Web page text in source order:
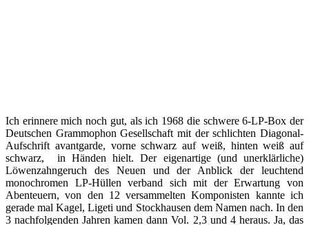
Ich erinnere mich noch gut, als ich 1968 die schwere 6-LP-Box der
Deutschen Grammophon Gesellschaft mit der schlichten Diagonal-
Aufschrift avantgarde, vorne schwarz auf weiß, hinten weiß auf
schwarz, in Händen hielt. Der eigenartige (und unerklärliche)
Löwenzahngeruch des Neuen und der Anblick der leuchtend
monochromen LP-Hüllen verband sich mit der Erwartung von
Abenteuern, von den 12 versammelten Komponisten kannte ich
gerade mal Kagel, Ligeti und Stockhausen dem Namen nach. In den
3 nachfolgenden Jahren kamen dann Vol. 2,3 und 4 heraus. Ja, das